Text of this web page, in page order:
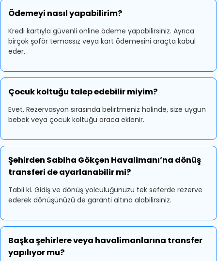
Ödemeyi nasıl yapabilirim?
Kredi kartıyla güvenli online ödeme yapabilirsiniz. Ayrıca
birçok şoför temassız veya kart ödemesini araçta kabul
eder.
Çocuk koltuğu talep edebilir miyim?
Evet. Rezervasyon sırasında belirtmeniz halinde, size uygun
bebek veya çocuk koltuğu araca eklenir.
Şehirden Sabiha Gökçen Havalimanı’na dönüş
transferi de ayarlanabilir mi?
Tabii ki. Gidiş ve dönüş yolculuğunuzu tek seferde rezerve
ederek dönüşünüzü de garanti altına alabilirsiniz.
Başka şehirlere veya havalimanlarına transfer
yapılıyor mu?